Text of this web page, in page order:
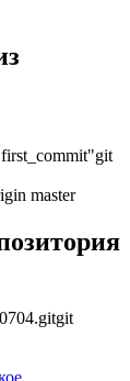
git
master
git